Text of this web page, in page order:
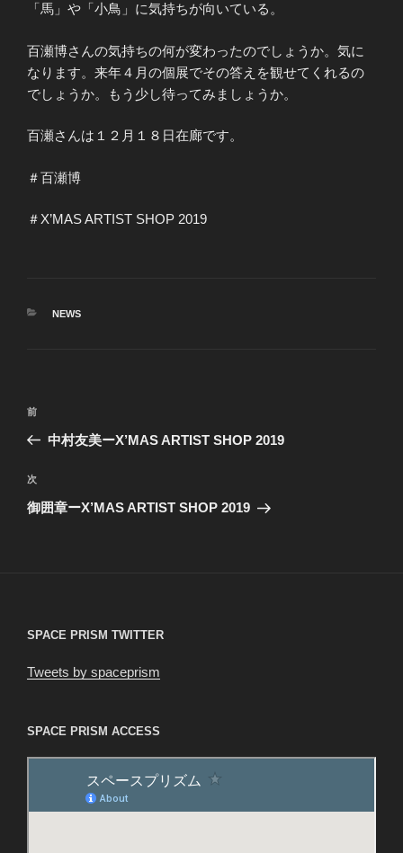
「馬」や「小鳥」に気持ちが向いている。
百瀬博さんの気持ちの何が変わったのでしょうか。気に
なります。来年４月の個展でその答えを観せてくれるの
でしょうか。もう少し待ってみましょうか。
百瀬さんは１２月１８日在廊です。
＃百瀬博
＃X’MAS ARTIST SHOP 2019
カ
NEWS
投
ビ
ゲ
前
の
稿
前
中村友美ーX’MAS ARTIST SHOP 2019
次
の
次
御囲章ーX’MAS ARTIST SHOP 2019
SPACE PRISM TWITTER
Tweets by spaceprism
SPACE PRISM ACCESS